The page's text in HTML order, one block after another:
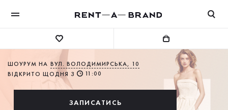
ШОУРУМ НА ВУЛ. ВОЛОДИМИРСЬКА, 10
ВІДКРИТО ЩОДНЯ З
11:00
ЗАПИСАТИСЬ